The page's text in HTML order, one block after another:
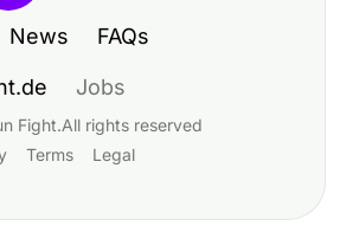
News FAQs
Jobs
Fight.All rights reserved
Terms Legal